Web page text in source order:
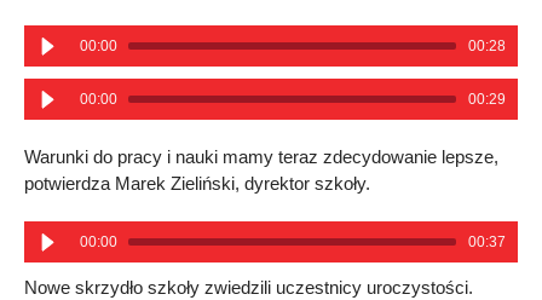
00:00 00:28
00:00 00:29
Warunki do pracy i nauki mamy teraz zdecydowanie lepsze,
potwierdza Marek Zieliński, dyrektor szkoły.
00:00 00:37
Nowe skrzydło szkoły zwiedzili uczestnicy uroczystości.